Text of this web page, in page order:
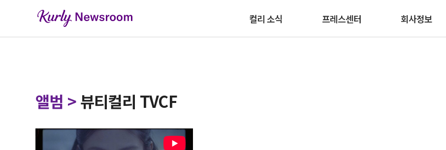
컬리 소식 프레스센터 회사정보
앨범 >뷰티컬리 TVCF